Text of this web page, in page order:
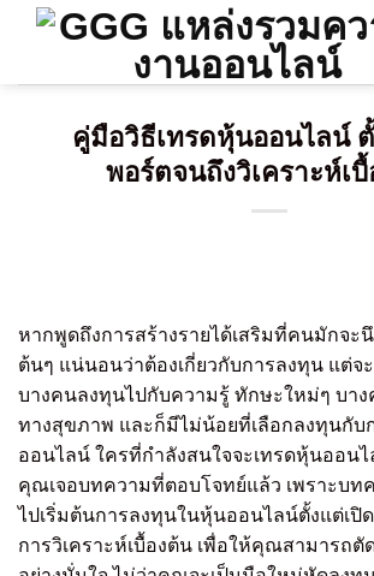
Skip
คู่มือวิธีเทรดหุ้นออนไลน์
พอร์ตจนถึงวิเคราะห์เ
หากพูดถึงการสร้างรายได้เสริมที่คนมักจะ
ต้นๆ แน่นอนว่าต้องเกี่ยวกับการลงทุน แต่จ
บางคนลงทุนไปกับความรู้ ทักษะใหม่ๆ บา
ทางสุขภาพ และก็มีไม่น้อยที่เลือกลงทุนกับ
ออนไลน์ ใครที่กำลังสนใจจะเทรดหุ้นออน
คุณเจอบทความที่ตอบโจทย์แล้ว เพราะบ
ไปเริ่มต้นการลงทุนในหุ้นออนไลน์ตั้งแต่เปิ
การวิเคราะห์เบื้องต้น เพื่อให้คุณสามารถตั